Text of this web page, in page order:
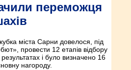
переможця
міста Сарни довелося, під
провести 12 етапів відбору
і було визначено 16
нагороду.